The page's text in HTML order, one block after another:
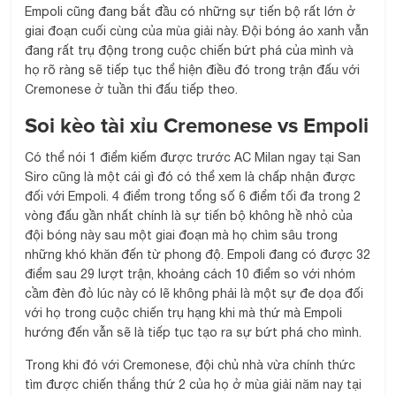
Empoli cũng đang bắt đầu có những sự tiến bộ rất lớn ở
giai đoạn cuối cùng của mùa giải này. Đội bóng áo xanh vẫn
đang rất trụ động trong cuộc chiến bứt phá của mình và
họ rõ ràng sẽ tiếp tục thể hiện điều đó trong trận đấu với
Cremonese ở tuần thi đấu tiếp theo.
Soi kèo tài xỉu Cremonese vs Empoli
Có thể nói 1 điểm kiếm được trước AC Milan ngay tại San
Siro cũng là một cái gì đó có thể xem là chấp nhận được
đối với Empoli. 4 điểm trong tổng số 6 điểm tối đa trong 2
vòng đấu gần nhất chính là sự tiến bộ không hề nhỏ của
đội bóng này sau một giai đoạn mà họ chìm sâu trong
những khó khăn đến từ phong độ. Empoli đang có được 32
điểm sau 29 lượt trận, khoảng cách 10 điểm so với nhóm
cầm đèn đỏ lúc này có lẽ không phải là một sự đe dọa đối
với họ trong cuộc chiến trụ hạng khi mà thứ mà Empoli
hướng đến vẫn sẽ là tiếp tục tạo ra sự bứt phá cho mình.
Trong khi đó với Cremonese, đội chủ nhà vừa chính thức
tìm được chiến thắng thứ 2 của họ ở mùa giải năm nay tại